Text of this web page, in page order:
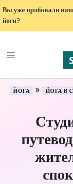
Вы уже пробовали
йоги?
ЙОГА » ЙОГА В